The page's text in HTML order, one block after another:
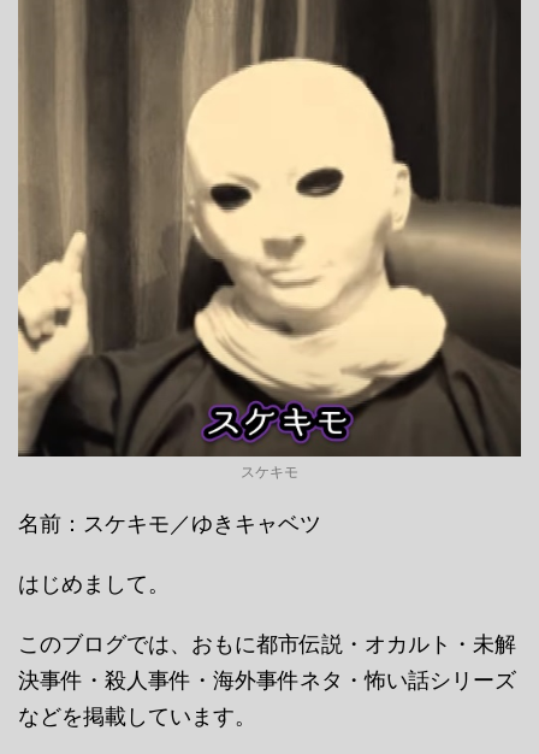
スケキモ
名前：スケキモ／ゆきキャベツ
はじめまして。
このブログでは、おもに都市伝説・オカルト・未解
決事件・殺人事件・海外事件ネタ・怖い話シリーズ
などを掲載しています。